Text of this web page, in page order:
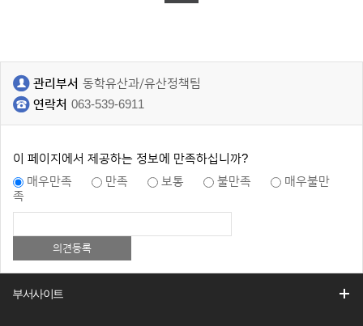
관리부서 동학유산과/유산정책팀
연락처 063-539-6911
이 페이지에서 제공하는 정보에 만족하십니까?
매우만족
만족 보통 불만족
매우불만
족
부서사이트